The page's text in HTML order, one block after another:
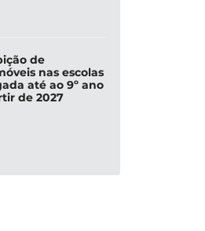
de
nas escolas
até ao 9º ano
de 2027